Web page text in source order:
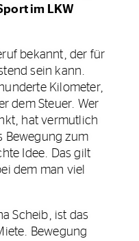
im LKW
bekannt, der für
sein kann.
Kilometer,
dem Steuer. Wer
hat vermutlich
Bewegung zum
Idee. Das gilt
dem man viel
Scheib, ist das
Bewegung